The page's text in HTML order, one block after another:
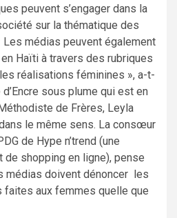
peuvent s’engager dans la
sur la thématique des
médias peuvent également
Haïti à travers des rubriques
réalisations féminines », a-t-
sous plume qui est en
de Frères, Leyla
le même sens. La consœur
de Hype n’trend (une
de shopping en ligne), pense
médias doivent dénoncer les
aux femmes quelle que